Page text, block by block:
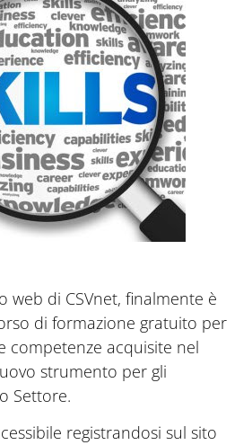
web di CSVnet, finalmente è
di formazione gratuito per
competenze acquisite nel
strumento per gli
Settore.
registrandosi sul sito